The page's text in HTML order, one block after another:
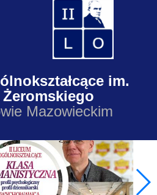
im.
Mazowieckim